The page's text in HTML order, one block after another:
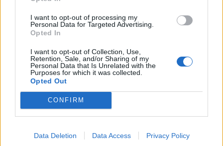
I want to opt-out of processing my
Personal Data for Targeted Advertising.
Opted In
I want to opt-out of Collection, Use,
Retention, Sale, and/or Sharing of my
Personal Data that Is Unrelated with the
Purposes for which it was collected.
Opted Out
CONFIRM
Data Deletion Data Access Privacy Policy
Předchozí článek
V Příbrami zasadili strom Olgy
Havlové (fotogalerie)
Následující článek
Středočeského kraje skončila
SOUVISEJÍCÍ ČLÁNKY